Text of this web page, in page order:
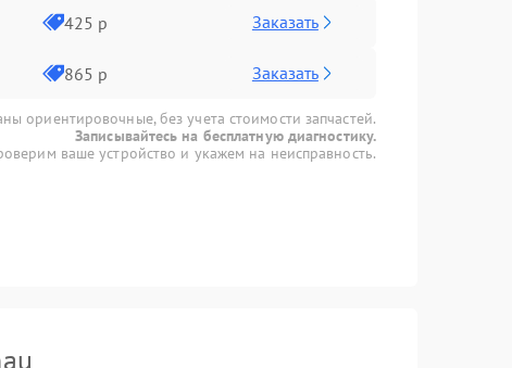
425 р Заказать
865 р Заказать
ориентировочные, без учета стоимости запчастей.
Записывайтесь на бесплатную диагностику.
ваше устройство и укажем на неисправность.